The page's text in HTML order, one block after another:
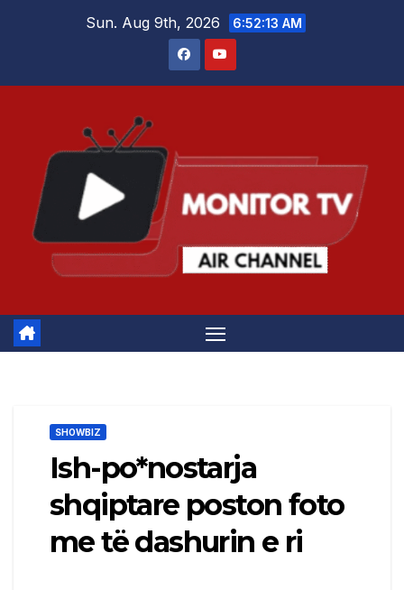
Sun. Aug 9th, 2026 6:52:13 AM
SHOWBIZ
Ish-po*nostarja
shqiptare poston foto
me të dashurin e ri